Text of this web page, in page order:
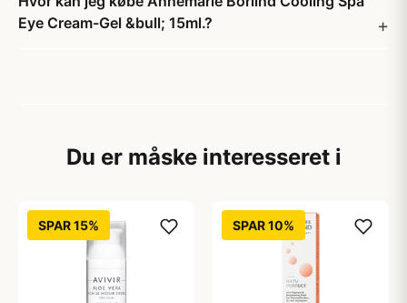
Eye Cream-Gel &bull; 15ml.?
Du er måske interesseret i
SPAR 15% SPAR 10%